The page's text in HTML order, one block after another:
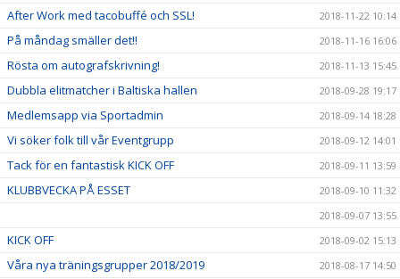
After Work med tacobuffé och SSL! 2018-11-22 10:14
På måndag smäller det!! 2018-11-16 16:06
Rösta om autografskrivning! 2018-11-13 15:45
Dubbla elitmatcher i Baltiska hallen 2018-09-28 19:17
Medlemsapp via Sportadmin 2018-09-14 18:28
Vi söker folk till vår Eventgrupp 2018-09-12 14:01
Tack för en fantastisk KICK OFF 2018-09-11 13:59
KLUBBVECKA PÅ ESSET
2018-09-10 11:32
2018-09-07 13:55
KICK OFF 2018-09-02 15:13
Våra nya träningsgrupper 2018/2019 2018-08-17 14:50